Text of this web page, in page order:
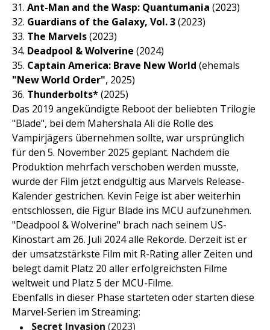
31. Ant-Man and the Wasp: Quantumania (2023)
32. Guardians of the Galaxy, Vol. 3(2023)
33. The Marvels(2023)
34. Deadpool & Wolverine (2024)
35. Captain America: Brave New World (ehemals
"New World Order", 2025)
36. Thunderbolts*(2025)
Das 2019 angekündigte Reboot der beliebten Trilogie
"Blade", bei dem Mahershala Ali die Rolle des
Vampirjägers übernehmen sollte, war ursprünglich
für den 5. November 2025 geplant. Nachdem die
Produktion mehrfach verschoben werden musste,
wurde der Film jetzt endgültig aus Marvels Release-
Kalender gestrichen. Kevin Feige ist aber weiterhin
entschlossen, die Figur Blade ins MCU aufzunehmen.
"Deadpool & Wolverine" brach nach seinem US-
Kinostart am 26. Juli 2024 alle Rekorde. Derzeit ist er
der umsatzstärkste Film mit R-Rating aller Zeiten und
belegt damit Platz 20 aller erfolgreichsten Filme
weltweit und Platz 5 der MCU-Filme.
Ebenfalls in dieser Phase starteten oder starten diese
Marvel-Serien im Streaming:
Secret Invasion (2023)